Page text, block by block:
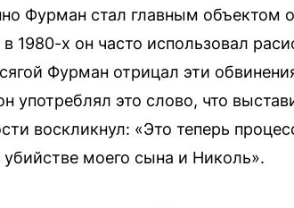
Фурман стал главным объектом
1980-х он часто использовал
Фурман отрицал эти
употреблял это слово, что
воскликнул: «Это теперь
моего сына и Николь».